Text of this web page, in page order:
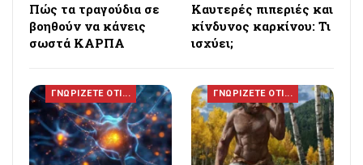
Πώς τα τραγούδια σε
βοηθούν να κάνεις
σωστά ΚΑΡΠΑ
Καυτερές πιπεριές και
κίνδυνος καρκίνου: Τι
ισχύει;
ΓΝΩΡΙΖΕΤΕ ΟΤΙ... ΓΝΩΡΙΖΕΤΕ ΟΤΙ...